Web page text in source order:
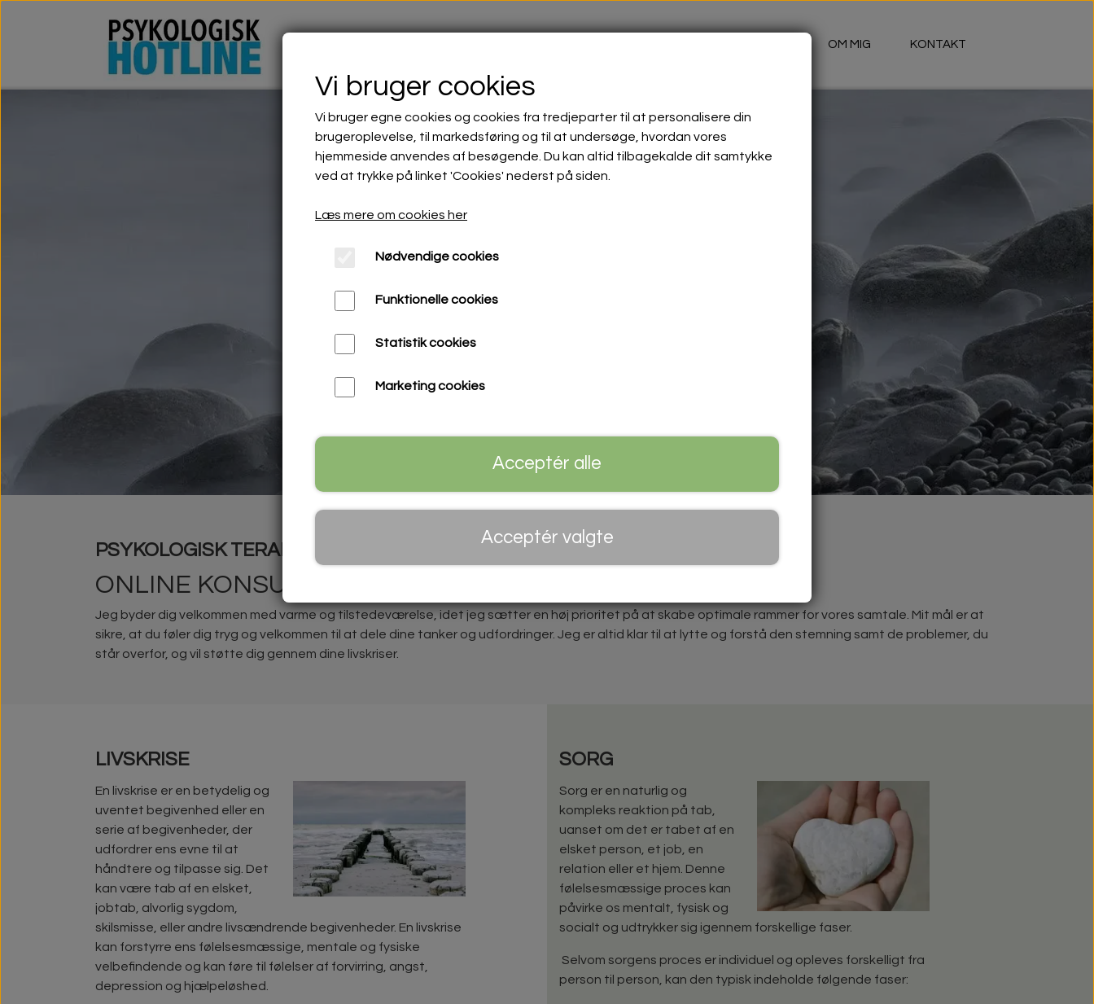
OM MIG KONTAKT
PSYKOLOGISK TERAPEUTISK ERFARING I SAMTALER OM LIVSKRISER
ONLINE KONSULTATION I HELE LANDET
Jeg byder dig velkommen med varme og tilstedeværelse, idet jeg sætter en høj prioritet på at skabe optimale rammer for vores samtale. Mit mål er at
sikre, at du føler dig tryg og velkommen til at dele dine tanker og udfordringer. Jeg er altid klar til at lytte og forstå den stemning samt de problemer, du
står overfor, og vil støtte dig gennem dine livskriser.
LIVSKRISE
En livskrise er en betydelig og
uventet begivenhed eller en
serie af begivenheder, der
udfordrer ens evne til at
håndtere og tilpasse sig. Det
kan være tab af en elsket,
jobtab, alvorlig sygdom,
skilsmisse, eller andre livsændrende begivenheder. En livskrise
kan forstyrre ens følelsesmæssige, mentale og fysiske
velbefindende og kan føre til følelser af forvirring, angst,
depression og hjælpeløshed.
SORG
Sorg er en naturlig og
kompleks reaktion på tab,
uanset om det er tabet af en
elsket person, et job, en
relation eller et hjem. Denne
følelsesmæssige proces kan
påvirke os mentalt, fysisk og
socialt og udtrykker sig igennem forskellige faser.
Selvom sorgens proces er individuel og opleves forskelligt fra
person til person, kan den typisk indeholde følgende faser:
Vi bruger cookies
Vi bruger egne cookies og cookies fra tredjeparter til at personalisere din
brugeroplevelse, til markedsføring og til at undersøge, hvordan vores
hjemmeside anvendes af besøgende. Du kan altid tilbagekalde dit samtykke
ved at trykke på linket 'Cookies' nederst på siden.
Læs mere om cookies her
Nødvendige cookies
Funktionelle cookies
Statistik cookies
Marketing cookies
Acceptér alle
Acceptér valgte